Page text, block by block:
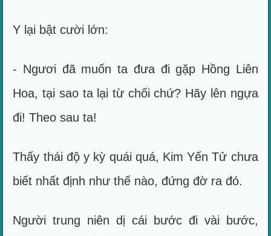
Y lại bật cười lớn:
- Ngươi đã muốn ta đưa đi gặp Hồng Liên
Hoa, tại sao ta lại từ chối chứ? Hãy lên ngựa
đi! Theo sau ta!
Thấy thái độ y kỳ quái quá, Kim Yến Tử chưa
biết nhất định như thế nào, đứng đờ ra đó.
Người trung niên dị cái bước đi vài bước,